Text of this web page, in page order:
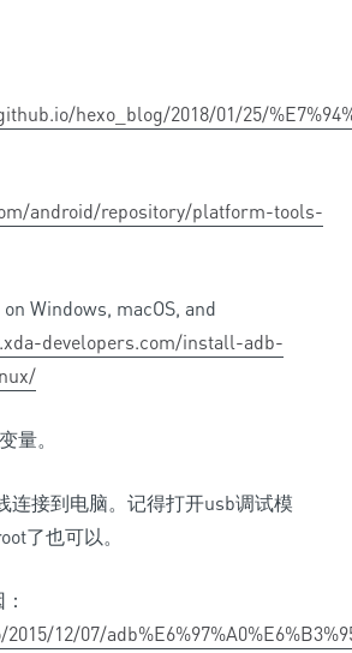
hexo_blog/2018/01/25/
android/repository/platform-tools-
Windows, macOS, and
developers.com/install-adb-
量。
连接到电脑。记得打开usb调试模
了也可以。
12/07/